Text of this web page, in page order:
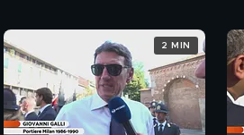
2 MIN